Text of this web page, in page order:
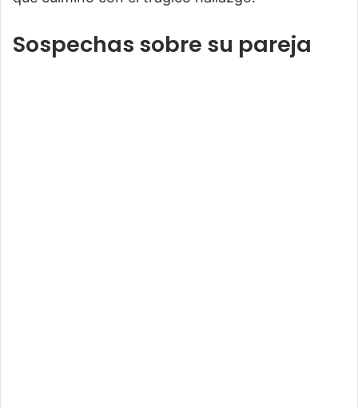
Sospechas sobre su pareja